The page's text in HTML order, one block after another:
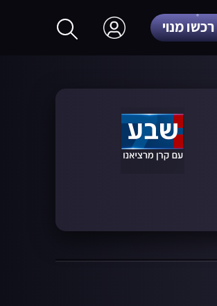
רכשו מנוי